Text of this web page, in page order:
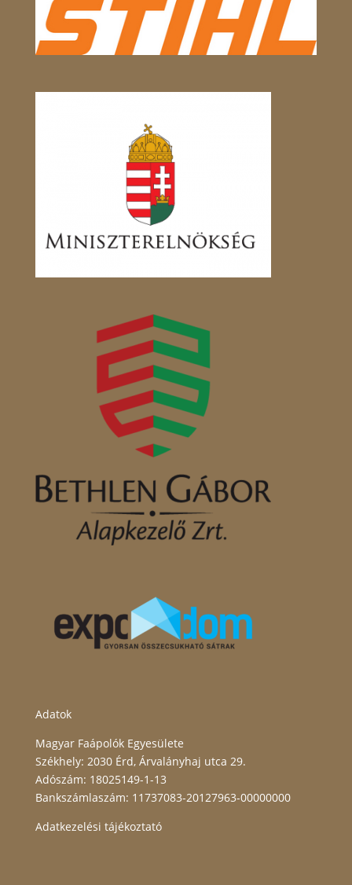
Adatok
Magyar Faápolók Egyesülete
Székhely: 2030 Érd, Árvalányhaj utca 29.
Adószám: 18025149-1-13
Bankszámlaszám: 11737083-20127963-00000000
Adatkezelési tájékoztató